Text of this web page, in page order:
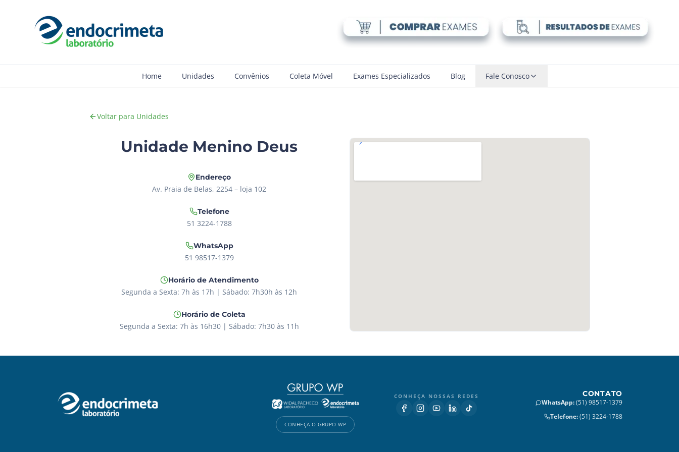
Home Unidades Convênios Coleta Móvel Exames Especializados Blog Fale Conosco
Voltar para Unidades
Unidade Menino Deus
Endereço
Av. Praia de Belas, 2254 – loja 102
Telefone
51 3224-1788
WhatsApp
51 98517-1379
Horário de Atendimento
Segunda a Sexta: 7h às 17h | Sábado: 7h30h às 12h
Horário de Coleta
Segunda a Sexta: 7h às 16h30 | Sábado: 7h30 às 11h
CONHEÇA O GRUPO WP
CONHEÇA NOSSAS REDES CONTATO
WhatsApp:(51) 98517-1379
Telefone:(51) 3224-1788